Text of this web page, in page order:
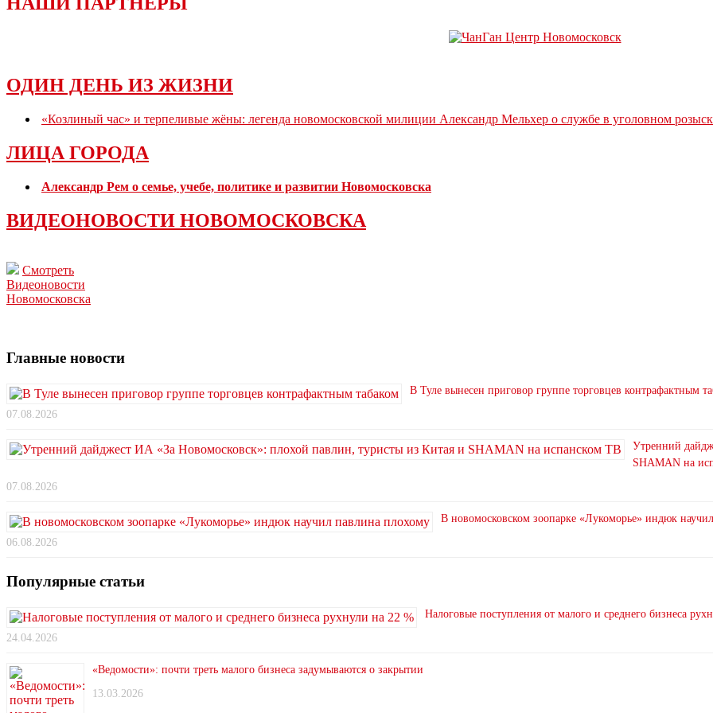
ОДИН ДЕНЬ ИЗ ЖИЗНИ
«Козлиный час» и терпеливые жёны: легенда новомосковской милиции Александр Мельхер о службе в уголовном
ЛИЦА ГОРОДА
Александр Рем о семье, учебе, политике и развитии Новомосковска
ВИДЕОНОВОСТИ НОВОМОСКОВСКА
Смотреть
Видеоновости
Новомосковска
Главные новости
В Туле вынесен приговор группе торговцев контрафактным
07.08.2026
Утренний
SHAMAN на
07.08.2026
В новомосковском зоопарке «Лукоморье» индюк
06.08.2026
Популярные статьи
Налоговые поступления от малого и среднего бизнеса
24.04.2026
«Ведомости»: почти треть малого бизнеса задумываются о закрытии
13.03.2026